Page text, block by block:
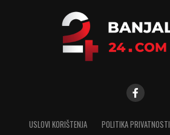
USLOVI KORIŠTENJA POLITIKA PRIVATNOSTI